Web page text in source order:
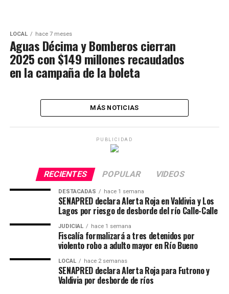
LOCAL hace 7 meses
Aguas Décima y Bomberos cierran
2025 con $149 millones recaudados
en la campaña de la boleta
MÁS NOTICIAS
PUBLICIDAD
RECIENTES POPULAR VIDEOS
DESTACADAS hace 1 semana
SENAPRED declara Alerta Roja en Valdivia y Los
Lagos por riesgo de desborde del río Calle-Calle
JUDICIAL hace 1 semana
Fiscalía formalizará a tres detenidos por
violento robo a adulto mayor en Río Bueno
LOCAL hace 2 semanas
SENAPRED declara Alerta Roja para Futrono y
Valdivia por desborde de ríos